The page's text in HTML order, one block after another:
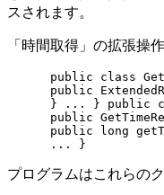
スされます。
「時間取得」の拡張操
public class
public
} ... } public
public
public long
... }
プログラムはこれらの